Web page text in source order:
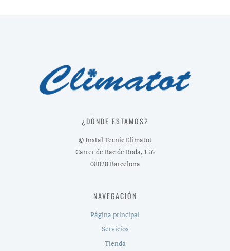
¿DÓNDE ESTAMOS?
© Instal Tecnic Klimatot
Carrer de Bac de Roda, 136
08020 Barcelona
NAVEGACIÓN
Página principal
Servicios
Tienda